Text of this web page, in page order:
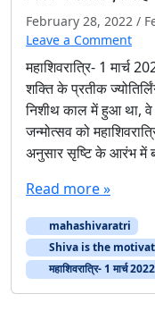
February 28, 2022 /
Leave a Comment
महाशिवरात्रि- 1 मार्च
शक्ति के प्रतीक
निशीथ काल में हुआ था,
जन्मोत्सव को
अनुसार सृष्टि के आरंभ में
Read more »
mahashivaratri
Shiva is the
महाशिवरात्रि- 1 मार्च 2022